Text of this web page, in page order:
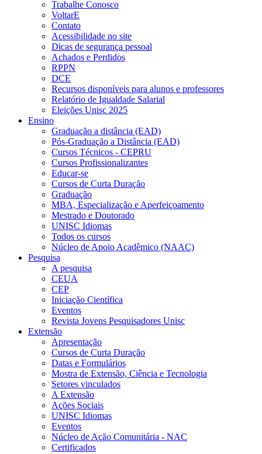
Trabalhe Conosco
VoltarE
Contato
Acessibilidade no site
Dicas de segurança pessoal
Achados e Perdidos
RPPN
DCE
Recursos disponíveis para alunos e professores
Relatório de Igualdade Salarial
Eleições Unisc 2025
Ensino
Graduação a distância (EAD)
Pós-Graduação a Distância (EAD)
Cursos Técnicos - CEPRU
Cursos Profissionalizantes
Educar-se
Cursos de Curta Duração
Graduação
MBA, Especialização e Aperfeiçoamento
Mestrado e Doutorado
UNISC Idiomas
Todos os cursos
Núcleo de Apoio Acadêmico (NAAC)
Pesquisa
A pesquisa
CEUA
CEP
Iniciação Científica
Eventos
Revista Jovens Pesquisadores Unisc
Extensão
Apresentação
Cursos de Curta Duração
Datas e Formulários
Mostra de Extensão, Ciência e Tecnologia
Setores vinculados
A Extensão
Ações Sociais
UNISC Idiomas
Eventos
Núcleo de Ação Comunitária - NAC
Certificados